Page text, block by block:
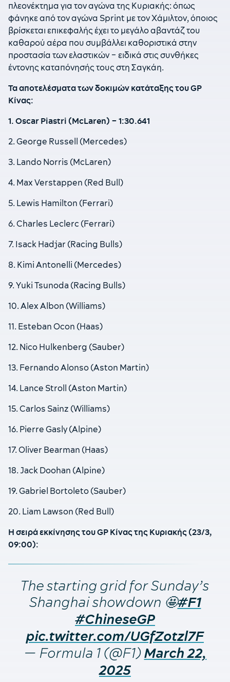
πλεονέκτημα για τον αγώνα της Κυριακής: όπως
φάνηκε από τον αγώνα Sprint με τον Χάμιλτον, όποιος
βρίσκεται επικεφαλής έχει το μεγάλο αβαντάζ του
καθαρού αέρα που συμβάλλει καθοριστικά στην
προστασία των ελαστικών – ειδικά στις συνθήκες
έντονης καταπόνησής τους στη Σαγκάη.
Τα αποτελέσματα των δοκιμών κατάταξης του GP
Κίνας:
1. Oscar Piastri (McLaren) – 1:30.641
2. George Russell (Mercedes)
3. Lando Norris (McLaren)
4. Max Verstappen (Red Bull)
5. Lewis Hamilton (Ferrari)
6. Charles Leclerc (Ferrari)
7. Isack Hadjar (Racing Bulls)
8. Kimi Antonelli (Mercedes)
9. Yuki Tsunoda (Racing Bulls)
10. Alex Albon (Williams)
11. Esteban Ocon (Haas)
12. Nico Hulkenberg (Sauber)
13. Fernando Alonso (Aston Martin)
14. Lance Stroll (Aston Martin)
15. Carlos Sainz (Williams)
16. Pierre Gasly (Alpine)
17. Oliver Bearman (Haas)
18. Jack Doohan (Alpine)
19. Gabriel Bortoleto (Sauber)
20. Liam Lawson (Red Bull)
Η σειρά εκκίνησης του GP Κίνας της Κυριακής (23/3,
09:00):
The starting grid for Sunday’s
Shanghai showdown 🤩#F1
#ChineseGP
pic.twitter.com/UGfZotzl7F
— Formula 1 (@F1)March 22,
2025